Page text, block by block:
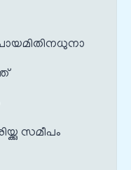
സമീപം